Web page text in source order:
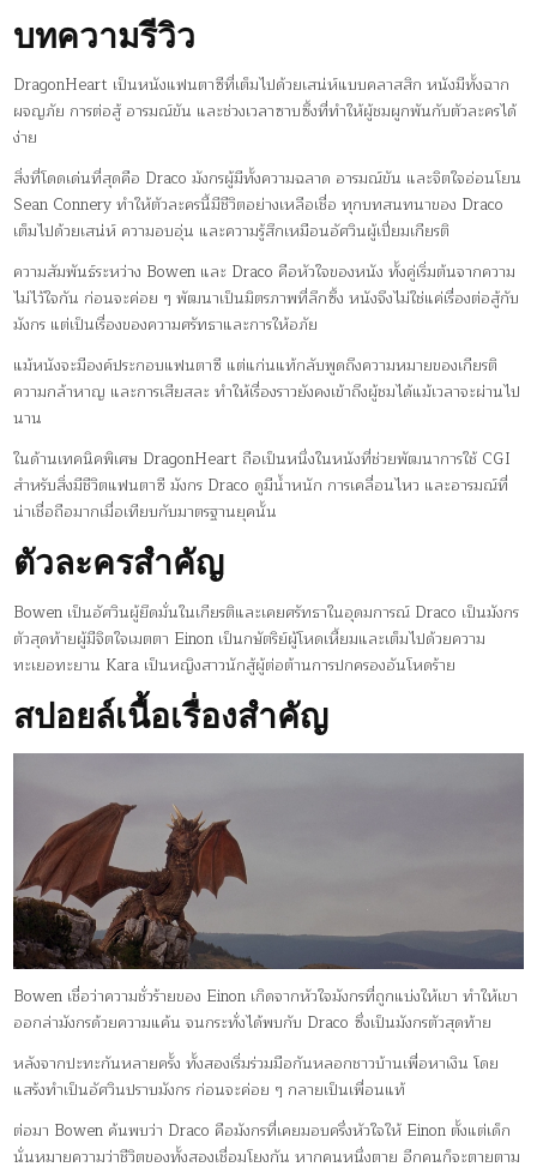
บทความรีวิว
DragonHeart เป็นหนังแฟนตาซีที่เต็มไปด้วยเสน่ห์แบบคลาสสิก หนังมีทั้งฉาก
ผจญภัย การต่อสู้ อารมณ์ขัน และช่วงเวลาซาบซึ้งที่ทำให้ผู้ชมผูกพันกับตัวละครได้
ง่าย
สิ่งที่โดดเด่นที่สุดคือ Draco มังกรผู้มีทั้งความฉลาด อารมณ์ขัน และจิตใจอ่อนโยน
Sean Connery ทำให้ตัวละครนี้มีชีวิตอย่างเหลือเชื่อ ทุกบทสนทนาของ Draco
เต็มไปด้วยเสน่ห์ ความอบอุ่น และความรู้สึกเหมือนอัศวินผู้เปี่ยมเกียรติ
ความสัมพันธ์ระหว่าง Bowen และ Draco คือหัวใจของหนัง ทั้งคู่เริ่มต้นจากความ
ไม่ไว้ใจกัน ก่อนจะค่อย ๆ พัฒนาเป็นมิตรภาพที่ลึกซึ้ง หนังจึงไม่ใช่แค่เรื่องต่อสู้กับ
มังกร แต่เป็นเรื่องของความศรัทธาและการให้อภัย
แม้หนังจะมีองค์ประกอบแฟนตาซี แต่แก่นแท้กลับพูดถึงความหมายของเกียรติ
ความกล้าหาญ และการเสียสละ ทำให้เรื่องราวยังคงเข้าถึงผู้ชมได้แม้เวลาจะผ่านไป
นาน
ในด้านเทคนิคพิเศษ DragonHeart ถือเป็นหนึ่งในหนังที่ช่วยพัฒนาการใช้ CGI
สำหรับสิ่งมีชีวิตแฟนตาซี มังกร Draco ดูมีน้ำหนัก การเคลื่อนไหว และอารมณ์ที่
น่าเชื่อถือมากเมื่อเทียบกับมาตรฐานยุคนั้น
ตัวละครสำคัญ
Bowen เป็นอัศวินผู้ยึดมั่นในเกียรติและเคยศรัทธาในอุดมการณ์ Draco เป็นมังกร
ตัวสุดท้ายผู้มีจิตใจเมตตา Einon เป็นกษัตริย์ผู้โหดเหี้ยมและเต็มไปด้วยความ
ทะเยอทะยาน Kara เป็นหญิงสาวนักสู้ผู้ต่อต้านการปกครองอันโหดร้าย
สปอยล์เนื้อเรื่องสำคัญ
Bowen เชื่อว่าความชั่วร้ายของ Einon เกิดจากหัวใจมังกรที่ถูกแบ่งให้เขา ทำให้เขา
ออกล่ามังกรด้วยความแค้น จนกระทั่งได้พบกับ Draco ซึ่งเป็นมังกรตัวสุดท้าย
หลังจากปะทะกันหลายครั้ง ทั้งสองเริ่มร่วมมือกันหลอกชาวบ้านเพื่อหาเงิน โดย
แสร้งทำเป็นอัศวินปราบมังกร ก่อนจะค่อย ๆ กลายเป็นเพื่อนแท้
ต่อมา Bowen ค้นพบว่า Draco คือมังกรที่เคยมอบครึ่งหัวใจให้ Einon ตั้งแต่เด็ก
นั่นหมายความว่าชีวิตของทั้งสองเชื่อมโยงกัน หากคนหนึ่งตาย อีกคนก็จะตายตาม